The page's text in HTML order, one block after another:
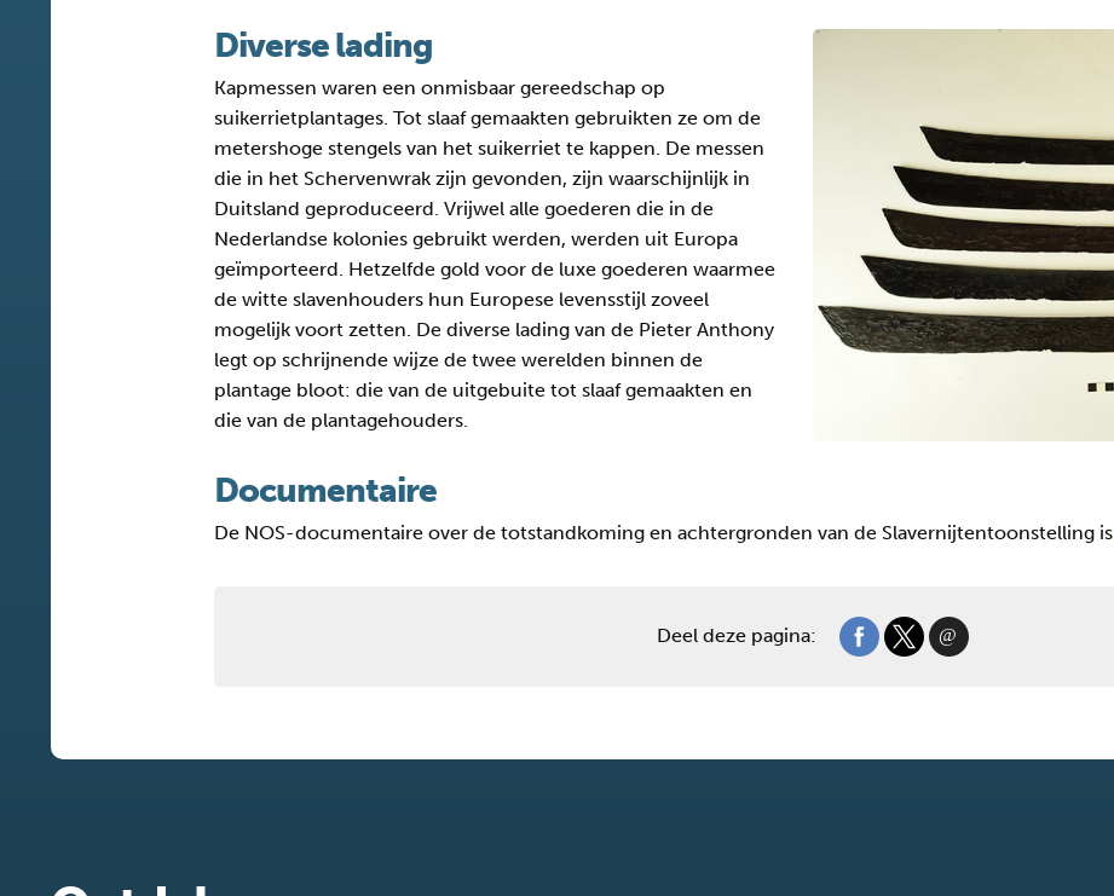
Diverse lading
Kapmessen waren een onmisbaar gereedschap op
suikerrietplantages. Tot slaaf gemaakten gebruikten ze om de
metershoge stengels van het suikerriet te kappen. De messen
die in het Schervenwrak zijn gevonden, zijn waarschijnlijk in
Duitsland geproduceerd. Vrijwel alle goederen die in de
Nederlandse kolonies gebruikt werden, werden uit Europa
geïmporteerd. Hetzelfde gold voor de luxe goederen waarmee
de witte slavenhouders hun Europese levensstijl zoveel
mogelijk voort zetten. De diverse lading van de Pieter Anthony
legt op schrijnende wijze de twee werelden binnen de
plantage bloot: die van de uitgebuite tot slaaf gemaakten en
die van de plantagehouders.
Documentaire
De NOS-documentaire over de totstandkoming en achtergronden van de Slavernijtentoonstelling is
Deel deze pagina: